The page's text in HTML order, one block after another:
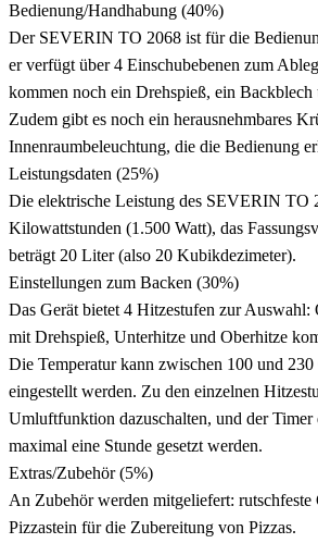
Bedienung/Handhabung (40%)
Der SEVERIN TO 2068 ist für die
er verfügt über 4 Einschubebenen zum
kommen noch ein Drehspieß, ein Backblech
Zudem gibt es noch ein herausnehmbares
Innenraumbeleuchtung, die die Bedienung
Leistungsdaten (25%)
Die elektrische Leistung des SEVERIN TO
Kilowattstunden (1.500 Watt), das
beträgt 20 Liter (also 20 Kubikdezimeter).
Einstellungen zum Backen (30%)
Das Gerät bietet 4 Hitzestufen zur Auswahl:
mit Drehspieß, Unterhitze und Oberhitze
Die Temperatur kann zwischen 100 und 230
eingestellt werden. Zu den einzelnen
Umluftfunktion dazuschalten, und der Timer
maximal eine Stunde gesetzt werden.
Extras/Zubehör(5%)
An Zubehör werden mitgeliefert: rutschfeste
Pizzastein für die Zubereitung von Pizzas.